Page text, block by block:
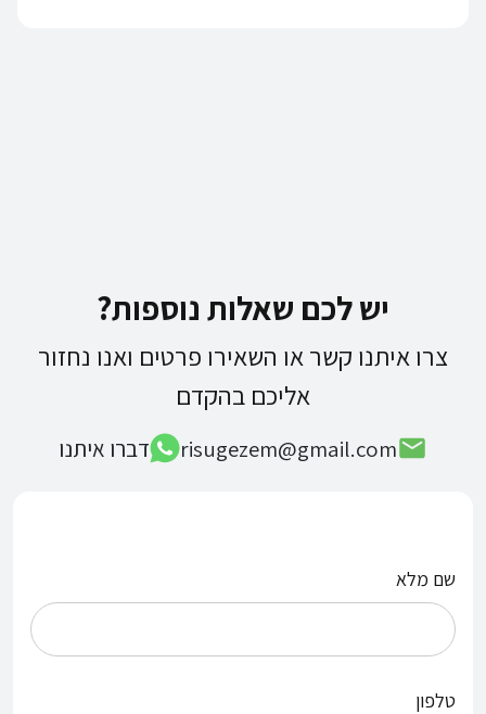
יש לכם שאלות נוספות?
צרו איתנו קשר או השאירו פרטים ואנו נחזור
אליכם בהקדם
risugezem@gmail.com דברו איתנו
שם מלא
טלפון